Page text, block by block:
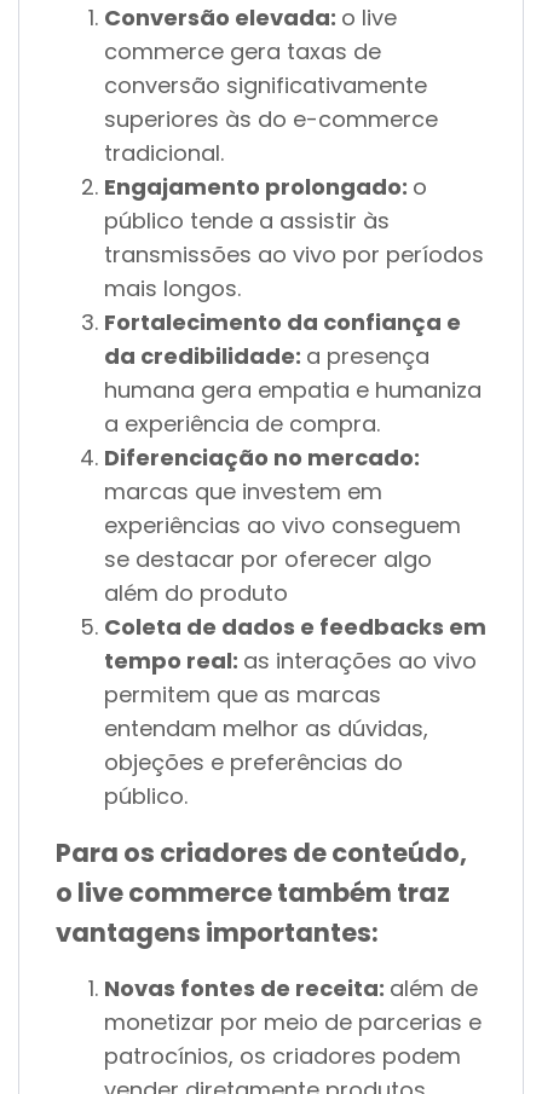
Conversão elevada: o live
commerce gera taxas de
conversão significativamente
superiores às do e-commerce
tradicional.
Engajamento prolongado: o
público tende a assistir às
transmissões ao vivo por períodos
mais longos.
Fortalecimento da confiança e
da credibilidade: a presença
humana gera empatia e humaniza
a experiência de compra.
Diferenciação no mercado:
marcas que investem em
experiências ao vivo conseguem
se destacar por oferecer algo
além do produto
Coleta de dados e feedbacks em
tempo real: as interações ao vivo
permitem que as marcas
entendam melhor as dúvidas,
objeções e preferências do
público.
Para os criadores de conteúdo,
o live commerce também traz
vantagens importantes:
Novas fontes de receita: além de
monetizar por meio de parcerias e
patrocínios, os criadores podem